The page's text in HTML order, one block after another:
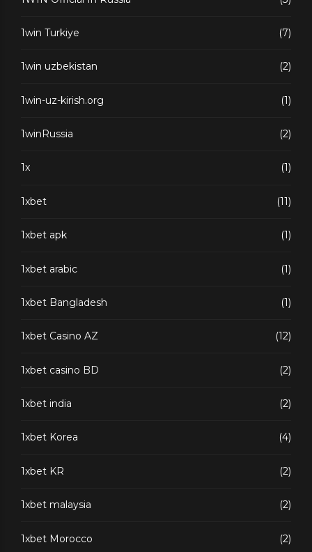
1win Turkiye (7)
1win uzbekistan (2)
1win-uz-kirish.org (1)
1winRussia (2)
1x (1)
1xbet (11)
1xbet apk (1)
1xbet arabic (1)
1xbet Bangladesh (1)
1xbet Casino AZ (12)
1xbet casino BD (2)
1xbet india (2)
1xbet Korea (4)
1xbet KR (2)
1xbet malaysia (2)
1xbet Morocco (2)